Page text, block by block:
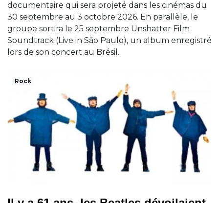
documentaire qui sera projeté dans les cinémas du
30 septembre au 3 octobre 2026. En parallèle, le
groupe sortira le 25 septembre Unshatter Film
Soundtrack (Live in São Paulo), un album enregistré
lors de son concert au Brésil.
Rock